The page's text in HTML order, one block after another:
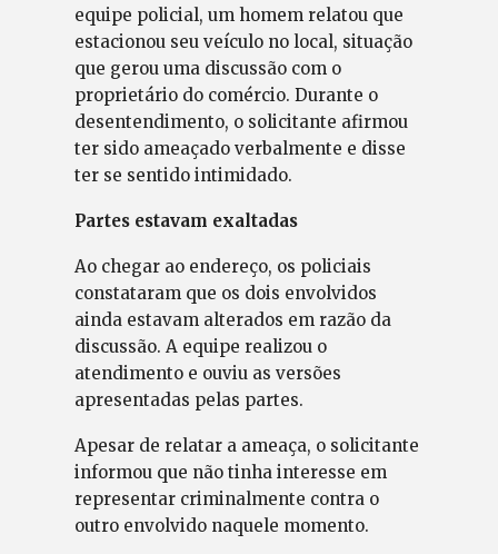
equipe policial, um homem relatou que
estacionou seu veículo no local, situação
que gerou uma discussão com o
proprietário do comércio. Durante o
desentendimento, o solicitante afirmou
ter sido ameaçado verbalmente e disse
ter se sentido intimidado.
Partes estavam exaltadas
Ao chegar ao endereço, os policiais
constataram que os dois envolvidos
ainda estavam alterados em razão da
discussão. A equipe realizou o
atendimento e ouviu as versões
apresentadas pelas partes.
Apesar de relatar a ameaça, o solicitante
informou que não tinha interesse em
representar criminalmente contra o
outro envolvido naquele momento.